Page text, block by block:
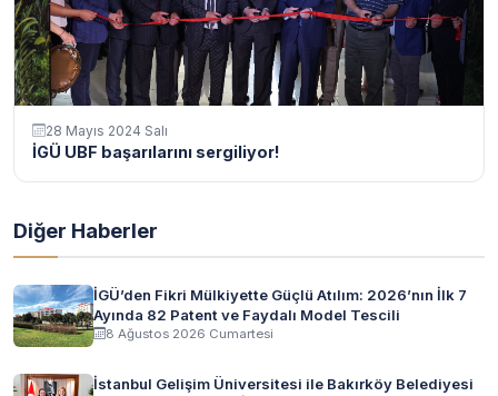
28 Mayıs 2024 Salı
İGÜ UBF başarılarını sergiliyor!
Diğer Haberler
İGÜ’den Fikri Mülkiyette Güçlü Atılım: 2026’nın İlk 7
Ayında 82 Patent ve Faydalı Model Tescili
8 Ağustos 2026 Cumartesi
İstanbul Gelişim Üniversitesi ile Bakırköy Belediyesi